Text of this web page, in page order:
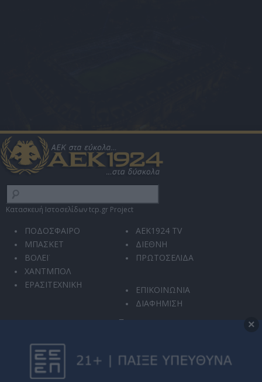
Κατασκευή Ιστοσελίδων tcp.gr Project
ΠΟΔΟΣΦΑΙΡΟ
ΜΠΑΣΚΕΤ
ΒΟΛΕΪ
ΧΑΝΤΜΠΟΛ
ΕΡΑΣΙΤΕΧΝΙΚΗ
AEK1924 TV
ΔΙΕΘΝΗ
ΠΡΩΤΟΣΕΛΙΔΑ
ΕΠΙΚΟΙΝΩΝΙΑ
ΔΙΑΦΗΜΙΣΗ
Ο ιστότοπός μας χρησιμοποιεί την υπηρεσία reCAPTCHA για την προστασία από
κακόβουλη χρήση και αυτοματοποιημένες επιθέσεις.
Η χρήση του ιστοτόπου διέπεται από την
×